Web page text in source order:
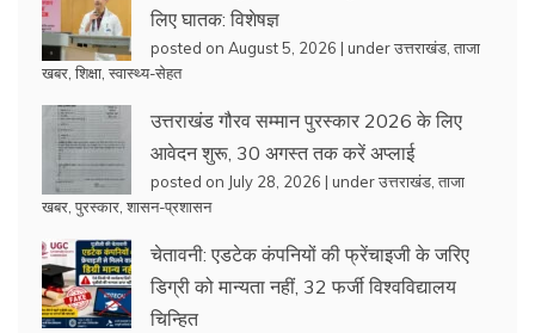
लिए घातक: विशेषज्ञ
posted on August 5, 2026 | underउत्तराखंड ताजा
खबर शिक्षा स्वास्थ्य-सेहत
उत्तराखंड गौरव सम्मान पुरस्कार 2026 के लिए
आवेदन शुरू, 30 अगस्त तक करें अप्लाई
posted on July 28, 2026 | underउत्तराखंड ताजा
खबर पुरस्कार शासन-प्रशासन
चेतावनी: एडटेक कंपनियों की फ्रेंचाइजी के जरिए
डिग्री को मान्यता नहीं, 32 फर्जी विश्वविद्यालय
चिन्हित